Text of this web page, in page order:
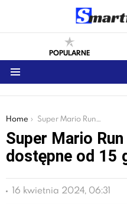
POPULARNE
You are here:
Home Super Mario Run dla iOS będzie dostępne od 15 grudnia
Super Mario
dostępne od 15
16 kwietnia 2024, 06:31